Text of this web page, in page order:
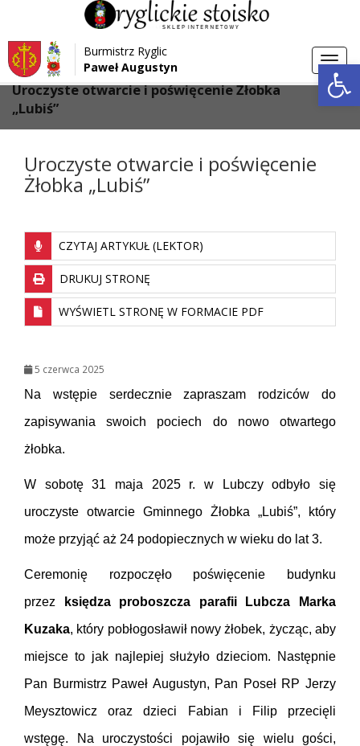
Przejdź do menu
Przejdź do głównej treści strony
Przejdź do stopki strony
Burmistrz Ryglic
Paweł Augustyn
Strona główna > Galeria
Uroczyste otwarcie i poświęcenie Żłobka
„Lubiś”
Uroczyste otwarcie i poświęcenie
Żłobka „Lubiś”
CZYTAJ ARTYKUŁ (LEKTOR)
DRUKUJ STRONĘ
WYŚWIETL STRONĘ W FORMACIE PDF
5 czerwca 2025
Na wstępie serdecznie zapraszam rodziców do
zapisywania swoich pociech do nowo otwartego
żłobka.
W sobotę 31 maja 2025 r. w Lubczy odbyło się
uroczyste otwarcie Gminnego Żłobka „Lubiś”, który
może przyjąć aż 24 podopiecznych w wieku do lat 3.
Ceremonię rozpoczęło poświęcenie budynku
przez
księdza proboszcza parafii Lubcza Marka
Kuzaka, który pobłogosławił nowy żłobek, życząc, aby
miejsce to jak najlepiej służyło dzieciom. Następnie
Pan Burmistrz Paweł Augustyn, Pan Poseł RP Jerzy
Meysztowicz oraz dzieci Fabian i Filip przecięli
wstęgę. Na uroczystości pojawiło się wielu gości,